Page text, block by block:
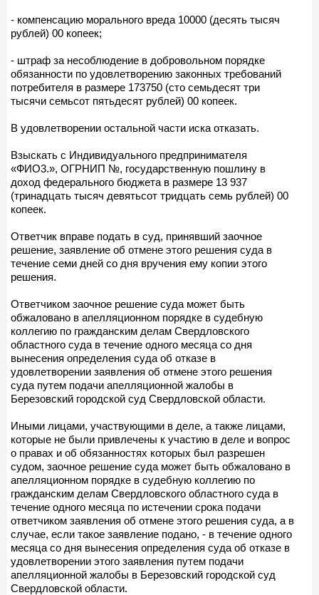
- компенсацию морального вреда 10000 (десять тысяч
рублей) 00 копеек;
- штраф за несоблюдение в добровольном порядке
обязанности по удовлетворению законных требований
потребителя в размере 173750 (сто семьдесят три
тысячи семьсот пятьдесят рублей) 00 копеек.
В удовлетворении остальной части иска отказать.
Взыскать с Индивидуального предпринимателя
«ФИО3.», ОГРНИП №, государственную пошлину в
доход федерального бюджета в размере 13 937
(тринадцать тысяч девятьсот тридцать семь рублей) 00
копеек.
Ответчик вправе подать в суд, принявший заочное
решение, заявление об отмене этого решения суда в
течение семи дней со дня вручения ему копии этого
решения.
Ответчиком заочное решение суда может быть
обжаловано в апелляционном порядке в судебную
коллегию по гражданским делам Свердловского
областного суда в течение одного месяца со дня
вынесения определения суда об отказе в
удовлетворении заявления об отмене этого решения
суда путем подачи апелляционной жалобы в
Березовский городской суд Свердловской области.
Иными лицами, участвующими в деле, а также лицами,
которые не были привлечены к участию в деле и вопрос
о правах и об обязанностях которых был разрешен
судом, заочное решение суда может быть обжаловано в
апелляционном порядке в судебную коллегию по
гражданским делам Свердловского областного суда в
течение одного месяца по истечении срока подачи
ответчиком заявления об отмене этого решения суда, а в
случае, если такое заявление подано, - в течение одного
месяца со дня вынесения определения суда об отказе в
удовлетворении этого заявления путем подачи
апелляционной жалобы в Березовский городской суд
Свердловской области.